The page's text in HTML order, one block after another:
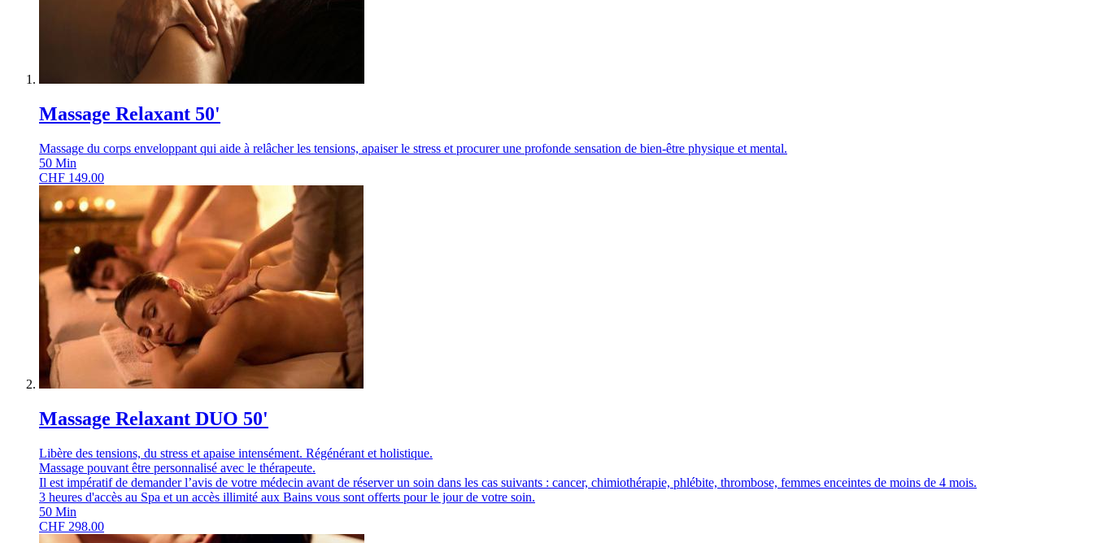
Massage Relaxant 50'
Massage du corps enveloppant qui aide à relâcher les tensions, apaiser le stress et procurer une profonde sensation de bien-être physique et mental.
50 Min
CHF 149.00
Massage Relaxant DUO 50'
Libère des tensions, du stress et apaise intensément. Régénérant et holistique.
Massage pouvant être personnalisé avec le thérapeute.
Il est impératif de demander l’avis de votre médecin avant de réserver un soin dans les cas suivants : cancer, chimiothérapie, phlébite, thrombose, femmes enceintes de moins de 4 mois.
3 heures d'accès au Spa et un accès illimité aux Bains vous sont offerts pour le jour de votre soin.
50 Min
CHF 298.00